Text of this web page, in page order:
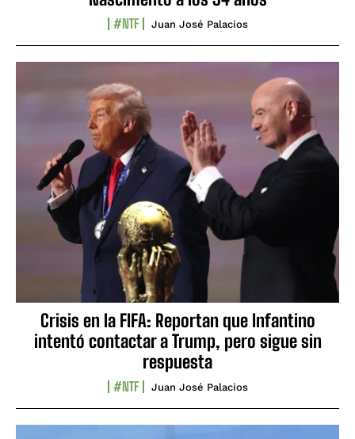
#NTF Juan José Palacios
Crisis en la FIFA: Reportan que Infantino
intentó contactar a Trump, pero sigue sin
respuesta
#NTF Juan José Palacios